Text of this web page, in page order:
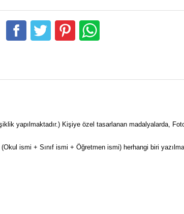
yapılmaktadır.) Kişiye özel tasarlanan madalyalarda,
ismi + Sınıf ismi + Öğretmen ismi) herhangi biri